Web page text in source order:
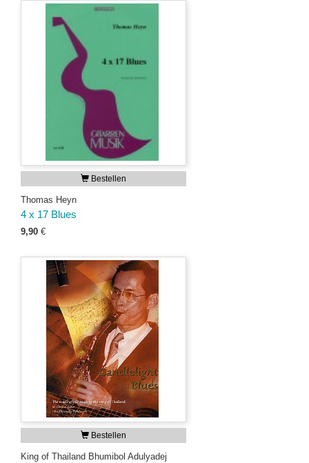
Bestellen
Thomas Heyn
4 x 17 Blues
9,90 €
Bestellen
King of Thailand Bhumibol Adulyadej